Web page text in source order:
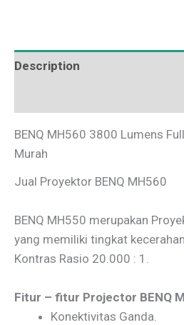
Description
BENQ MH560 3800 Lumens
Murah
Jual Proyektor BENQ MH560
BENQ MH550 merupakan
yang memiliki tingkat
Kontras Rasio 20.000 : 1.
Fitur – fitur Projector BENQ
Konektivitas Ganda.